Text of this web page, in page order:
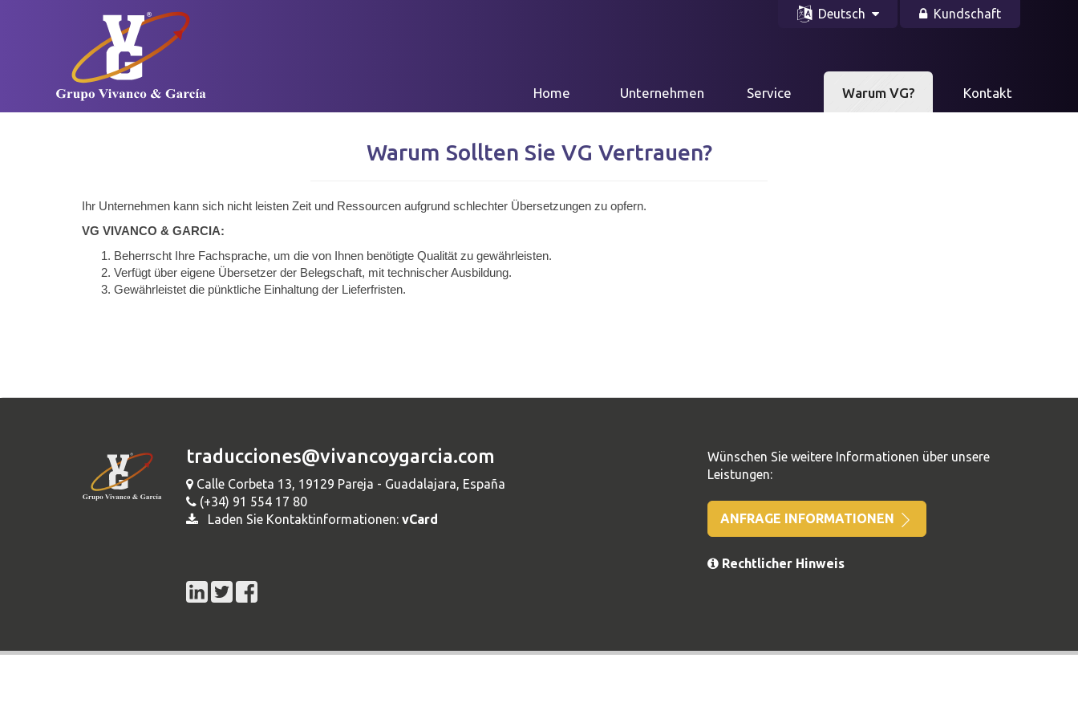
Deutsch Kundschaft
Home(current)Unternehmen Service Warum VG? Kontakt
Warum Sollten Sie VG Vertrauen?
Ihr Unternehmen kann sich nicht leisten Zeit und Ressourcen aufgrund schlechter Übersetzungen zu opfern.
VG VIVANCO & GARCIA:
Beherrscht Ihre Fachsprache, um die von Ihnen benötigte Qualität zu gewährleisten.
Verfügt über eigene Übersetzer der Belegschaft, mit technischer Ausbildung.
Gewährleistet die pünktliche Einhaltung der Lieferfristen.
traducciones@vivancoygarcia.com
Calle Corbeta 13, 19129 Pareja - Guadalajara, España
(+34) 91 554 17 80
Laden Sie Kontaktinformationen: vCard
Wünschen Sie weitere Informationen über unsere
Leistungen:
ANFRAGE INFORMATIONEN
Rechtlicher Hinweis